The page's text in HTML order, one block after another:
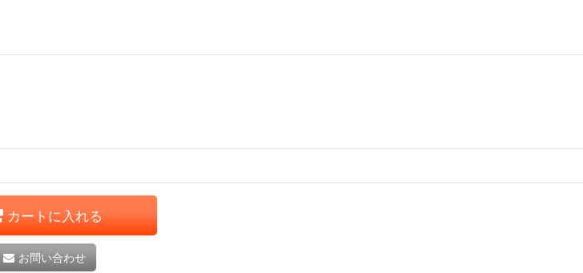
カートに入れる
お問い合わせ